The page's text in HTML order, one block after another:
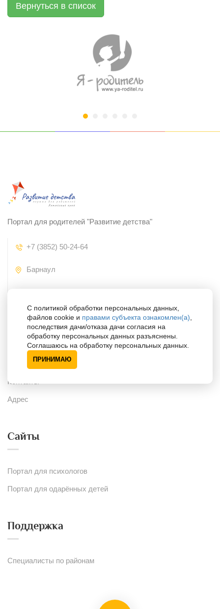
Вернуться в список
Портал для родителей "Развитие детства"
+7 (3852) 50-24-64
Барнаул
ППМС-центр
Официальный сайт
Контакты
Адрес
Сайты
Портал для психологов
Портал для одарённых детей
Поддержка
Специалисты по районам
С политикой обработки персональных данных,
файлов cookie и правами субъекта ознакомлен(а)
последствия дачи/отказа дачи согласия на
обработку персональных данных разъяснены.
Соглашаюсь на обработку персональных данных.
ПРИНИМАЮ